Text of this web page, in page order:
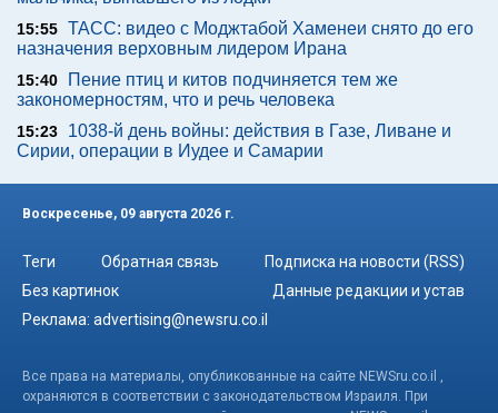
15:55 ТАСС: видео с Моджтабой Хаменеи снято до его
назначения верховным лидером Ирана
15:40
Пение птиц и китов подчиняется тем же
закономерностям, что и речь человека
15:23
1038-й день войны: действия в Газе, Ливане и
Сирии, операции в Иудее и Самарии
Воскресенье, 09 августа 2026 г.
Теги Обратная связь
Подписка на новости (RSS)
Без картинок
Данные редакции и устав
Реклама: advertising@newsru.co.il
Все права на материалы, опубликованные на сайте NEWSru.co.il ,
охраняются в соответствии с законодательством Израиля. При